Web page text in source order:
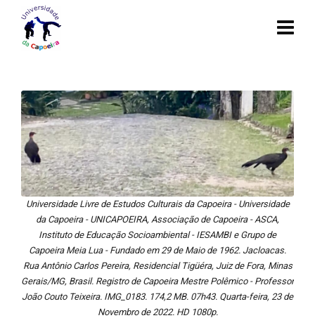
Universidade Livre de Estudos Culturais da Capoeira - Universidade
da Capoeira - UNICAPOEIRA, Associação de Capoeira - ASCA,
Instituto de Educação Socioambiental - IESAMBI e Grupo de
Capoeira Meia Lua - Fundado em 29 de Maio de 1962. Jacloacas.
Rua Antônio Carlos Pereira, Residencial Tigüéra, Juiz de Fora, Minas
Gerais/MG, Brasil. Registro de Capoeira Mestre Polêmico - Professor
João Couto Teixeira. IMG_0183. 174,2 MB. 07h43. Quarta-feira, 23 de
Novembro de 2022. HD 1080p.